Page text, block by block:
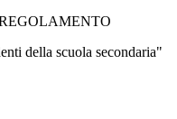
della scuola secondaria"